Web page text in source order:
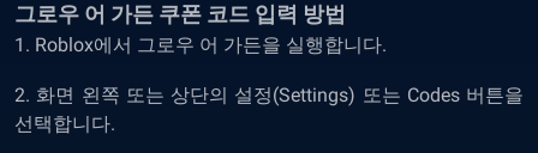
그로우 어 가든 쿠폰 코드 입력 방법
1. Roblox에서 그로우 어 가든을 실행합니다.
2. 화면 왼쪽 또는 상단의 설정(Settings) 또는 Codes 버튼을
선택합니다.